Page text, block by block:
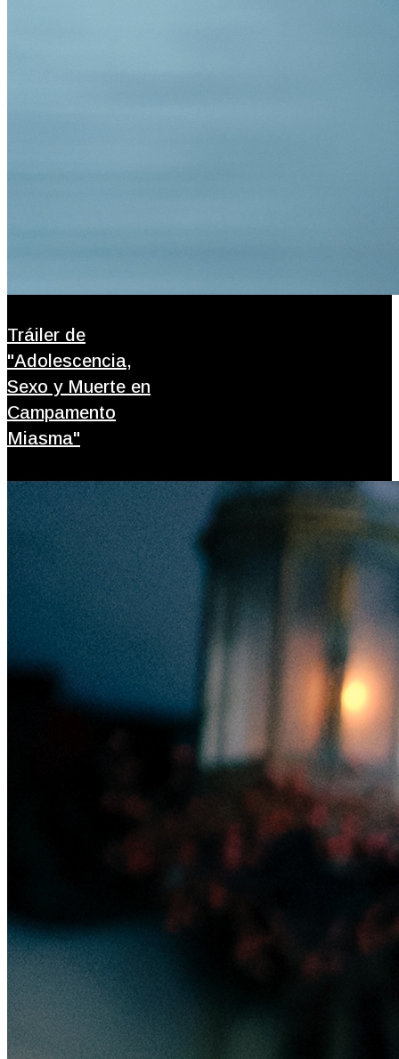
Tráiler de
"Adolescencia,
Sexo y Muerte en
Campamento
Miasma"